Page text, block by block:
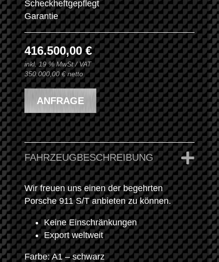
Scheckheftgepflegt
Garantie
416.500,00 €
inkl. 19 % MwSt / VAT
350.000,00 € netto
ANFRAGE
FAHRZEUGBESCHREIBUNG
Wir freuen uns einen der begehrten
Porsche 911 S/T anbieten zu können.
Keine Einschränkungen
Export weltweit
Farbe: A1 – schwarz